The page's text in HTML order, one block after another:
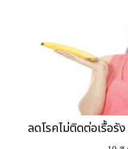
ลดโรคไม่ติดต่อเรื้อรั